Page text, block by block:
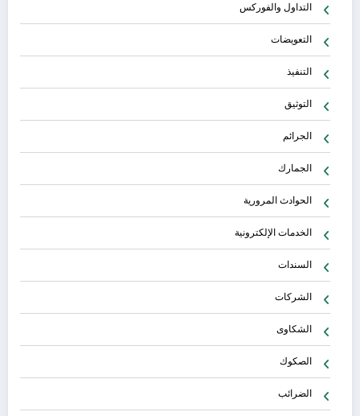
التداول والفوركس
التعويضات
التنفيذ
التوثيق
الجرائم
الجمارك
الحوادث المرورية
الخدمات الإلكترونية
السندات
الشركات
الشكاوى
الصكوك
الضرائب